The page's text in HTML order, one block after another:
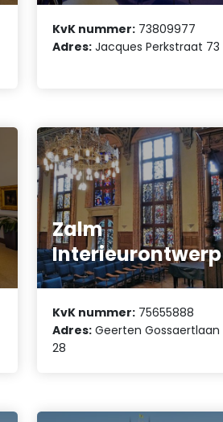
KvK nummer: 73809977
Adres: Jacques Perkstraat 73
Zalm
Interieurontwerp
KvK nummer: 75655888
Adres: Geerten Gossaertlaan
28